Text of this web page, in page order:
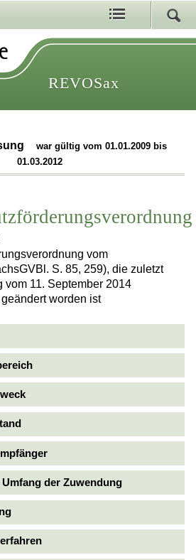
REVOSax
war gültig vom 01.01.2009 bis
01.03.2012
vom
S. 85, 259), die zuletzt
vom 11. September 2014
worden ist
der Zuwendung